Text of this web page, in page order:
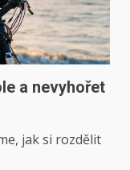
a nevyhořet
jak si rozdělit